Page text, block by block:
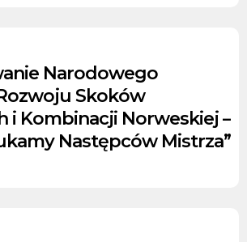
Narodowego
Skoków
i Kombinacji Norweskiej –
Następców Mistrza”